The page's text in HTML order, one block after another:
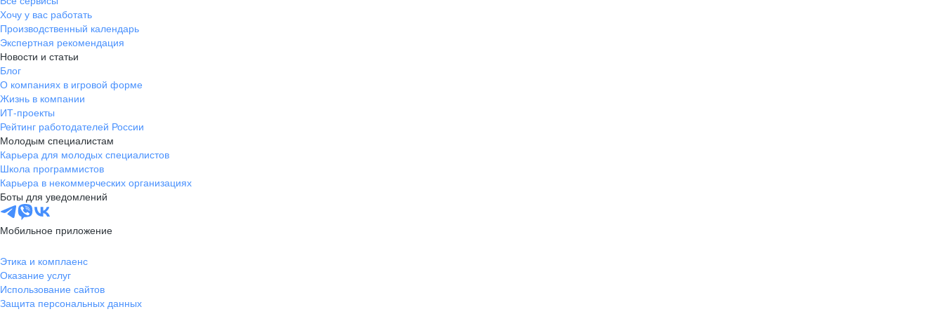
Хочу у вас работать
Производственный календарь
Экспертная рекомендация
Новости и статьи
Блог
О компаниях в игровой форме
Жизнь в компании
ИТ-проекты
Рейтинг работодателей России
Молодым специалистам
Карьера для молодых специалистов
Школа программистов
Карьера в некоммерческих организациях
Боты для уведомлений
Мобильное приложение
Этика и комплаенс
Оказание услуг
Использование сайтов
Защита персональных данных